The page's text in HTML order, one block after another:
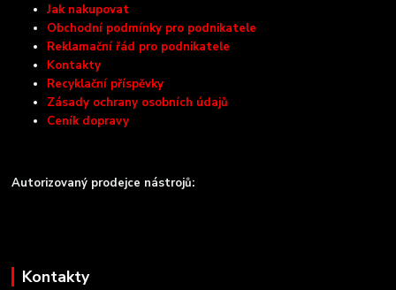
Jak nakupovat
Obchodní podmínky pro podnikatele
Reklamační řád pro podnikatele
Kontakty
Recyklační příspěvky
Zásady ochrany osobních údajů
Ceník dopravy
Autorizovaný prodejce nástrojů:
Kontakty